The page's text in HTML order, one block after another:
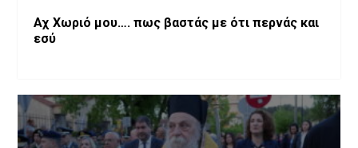
Αχ Χωριό μου…. πως βαστάς με ότι περνάς και
εσύ